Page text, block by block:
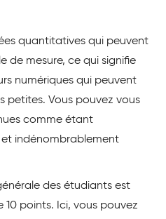
quantitatives qui peuvent
de mesure, ce qui signifie
numériques qui peuvent
petites. Vous pouvez vous
comme étant
indénombrablement
des étudiants est
10 points. Ici, vous pouvez